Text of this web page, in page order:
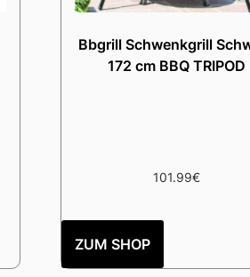
Bbgrill Schwenkgrill
172 cm BBQ TRIPOD
101.99€
ZUM SHOP